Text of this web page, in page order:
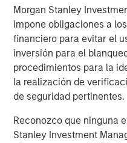
Morgan Stanley
impone obligaciones a
financiero para evitar el
inversión para el
procedimientos para la
la realización de
de seguridad pertinentes.
Reconozco que ninguna
Stanley Investment
Opportunities and
Value of Growth
CONSILIENT OBSERVER
Bayes and Base
Guide Our